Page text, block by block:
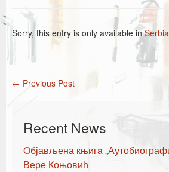
Каталог издања
Летопис Матице српске
Гласник Матице српске
Е-издања
Најаве
Sorry, this entry is only available in
← Previous Post
Recent News
Oбјављена књигa
Вере Коњовић